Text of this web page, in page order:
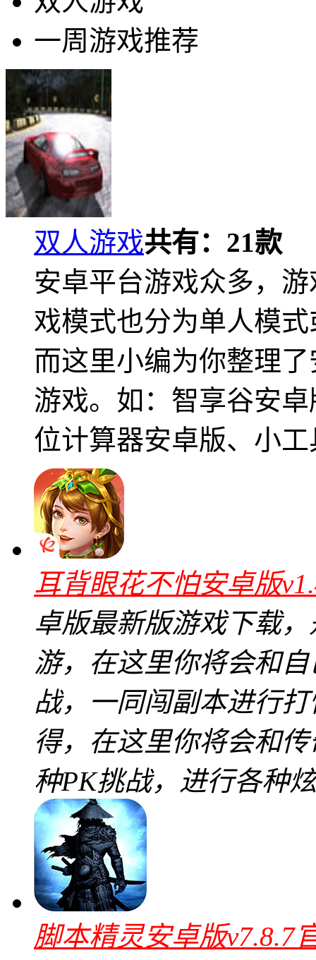
一周游戏推荐
双人游戏共有： 21款
安卓平台游戏众多，
戏模式也分为单人模
而这里小编为你整理
游戏。如：智享谷安
位计算器安卓版、小
耳背眼花不怕安卓版
卓版最新版游戏下载
游，在这里你将会和
战，一同闯副本进行
得，在这里你将会和
种PK挑战，进行各种
脚本精灵安卓版v7.8.7